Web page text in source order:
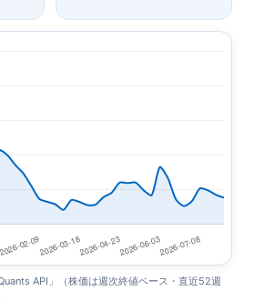
API」（株価は週次終値ベース・直近52週